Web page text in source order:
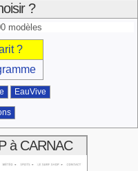
?
modèles
?
EauVive
à CARNAC